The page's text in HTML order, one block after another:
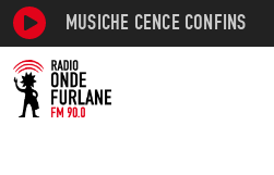
MUSICHE CENCE CONFINS